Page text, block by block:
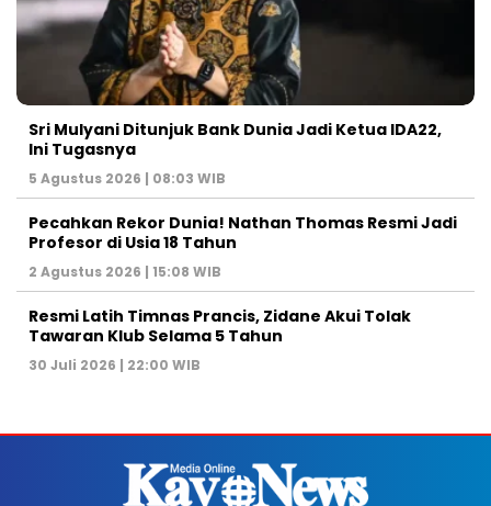
Sri Mulyani Ditunjuk Bank Dunia Jadi Ketua IDA22,
Ini Tugasnya
5 Agustus 2026 | 08:03 WIB
Pecahkan Rekor Dunia! Nathan Thomas Resmi Jadi
Profesor di Usia 18 Tahun
2 Agustus 2026 | 15:08 WIB
Resmi Latih Timnas Prancis, Zidane Akui Tolak
Tawaran Klub Selama 5 Tahun
30 Juli 2026 | 22:00 WIB